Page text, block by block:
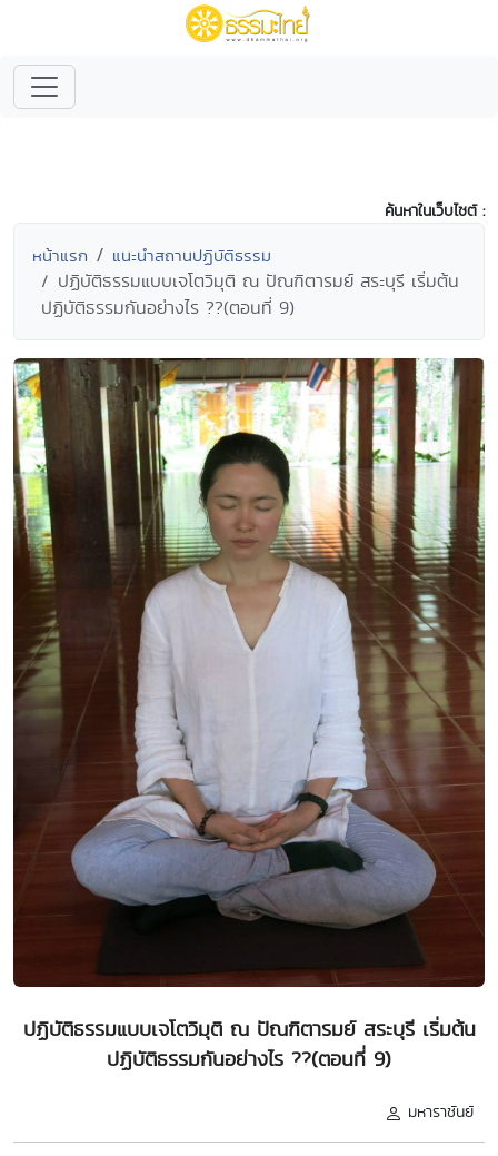
ค้นหาในเว็บไซต์ :
หน้าแรก แนะนำสถานปฏิบัติธรรม
ปฏิบัติธรรมแบบเจโตวิมุติ ณ ปัณฑิตารมย์ สระบุรี เริ่มต้น
ปฏิบัติธรรมกันอย่างไร ??(ตอนที่ 9)
ปฏิบัติธรรมแบบเจโตวิมุติ ณ ปัณฑิตารมย์ สระบุรี เริ่มต้น
ปฏิบัติธรรมกันอย่างไร ??(ตอนที่ 9)
มหาราชันย์